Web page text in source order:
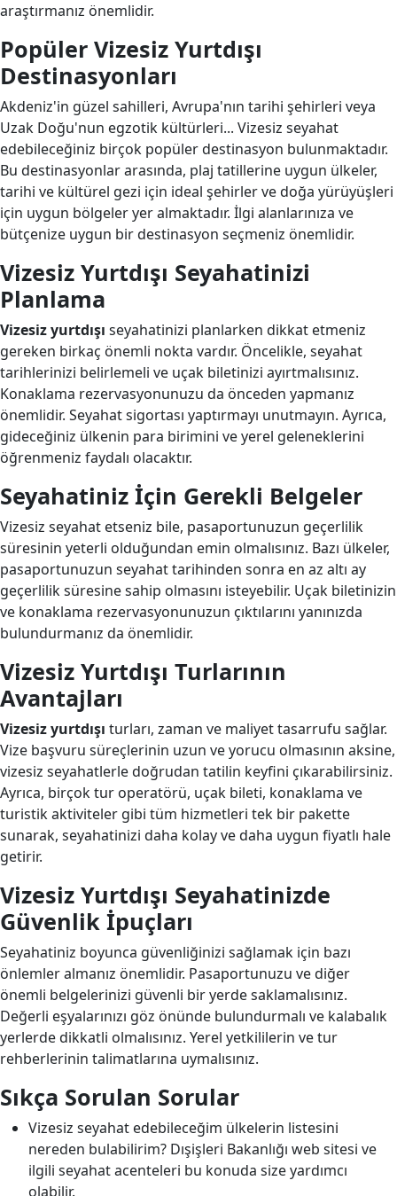
araştırmanız önemlidir.
Popüler Vizesiz Yurtdışı
Destinasyonları
Akdeniz'in güzel sahilleri, Avrupa'nın tarihi şehirleri veya
Uzak Doğu'nun egzotik kültürleri... Vizesiz seyahat
edebileceğiniz birçok popüler destinasyon bulunmaktadır.
Bu destinasyonlar arasında, plaj tatillerine uygun ülkeler,
tarihi ve kültürel gezi için ideal şehirler ve doğa yürüyüşleri
için uygun bölgeler yer almaktadır. İlgi alanlarınıza ve
bütçenize uygun bir destinasyon seçmeniz önemlidir.
Vizesiz Yurtdışı Seyahatinizi
Planlama
Vizesiz yurtdışı seyahatinizi planlarken dikkat etmeniz
gereken birkaç önemli nokta vardır. Öncelikle, seyahat
tarihlerinizi belirlemeli ve uçak biletinizi ayırtmalısınız.
Konaklama rezervasyonunuzu da önceden yapmanız
önemlidir. Seyahat sigortası yaptırmayı unutmayın. Ayrıca,
gideceğiniz ülkenin para birimini ve yerel geleneklerini
öğrenmeniz faydalı olacaktır.
Seyahatiniz İçin Gerekli Belgeler
Vizesiz seyahat etseniz bile, pasaportunuzun geçerlilik
süresinin yeterli olduğundan emin olmalısınız. Bazı ülkeler,
pasaportunuzun seyahat tarihinden sonra en az altı ay
geçerlilik süresine sahip olmasını isteyebilir. Uçak biletinizin
ve konaklama rezervasyonunuzun çıktılarını yanınızda
bulundurmanız da önemlidir.
Vizesiz Yurtdışı Turlarının
Avantajları
Vizesiz yurtdışı turları, zaman ve maliyet tasarrufu sağlar.
Vize başvuru süreçlerinin uzun ve yorucu olmasının aksine,
vizesiz seyahatlerle doğrudan tatilin keyfini çıkarabilirsiniz.
Ayrıca, birçok tur operatörü, uçak bileti, konaklama ve
turistik aktiviteler gibi tüm hizmetleri tek bir pakette
sunarak, seyahatinizi daha kolay ve daha uygun fiyatlı hale
getirir.
Vizesiz Yurtdışı Seyahatinizde
Güvenlik İpuçları
Seyahatiniz boyunca güvenliğinizi sağlamak için bazı
önlemler almanız önemlidir. Pasaportunuzu ve diğer
önemli belgelerinizi güvenli bir yerde saklamalısınız.
Değerli eşyalarınızı göz önünde bulundurmalı ve kalabalık
yerlerde dikkatli olmalısınız. Yerel yetkililerin ve tur
rehberlerinin talimatlarına uymalısınız.
Sıkça Sorulan Sorular
Vizesiz seyahat edebileceğim ülkelerin listesini
nereden bulabilirim? Dışişleri Bakanlığı web sitesi ve
ilgili seyahat acenteleri bu konuda size yardımcı
olabilir.